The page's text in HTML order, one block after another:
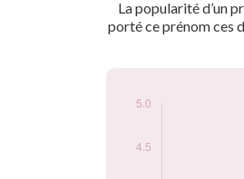
La popularité d’un
porté ce prénom ces
prénom Vilfrid par
1901
3
1904
4